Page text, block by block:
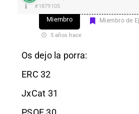
#1879105
Miembro Miembro de
5 años hace
Os dejo la porra:
ERC 32
JxCat 31